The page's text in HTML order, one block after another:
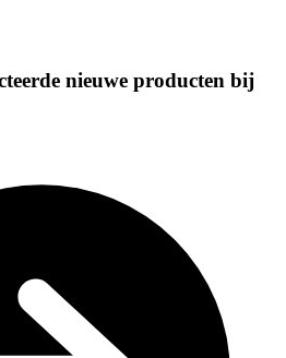
nieuwe producten bij